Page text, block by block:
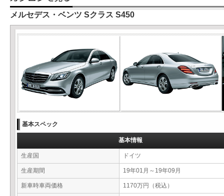
メルセデス・ベンツ Sクラス S450
基本スペック
基本情報
生産国 ドイツ
生産期間 19年01月～19年09月
新車時車両価格 1170万円（税込）